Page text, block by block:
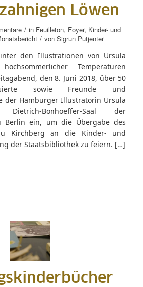
Löwen
/ in Feuilleton, Foyer, Kinder- und
/ von Sigrun Putjenter
den Illustrationen von Ursula
Temperaturen
den 8. Juni 2018, über 50
sowie Freunde und
der Hamburger Illustratorin Ursula
Bonhoeffer-Saal der
Berlin ein, um die Übergabe des
Kirchberg an die Kinder- und
der Staatsbibliothek zu feiern. […]